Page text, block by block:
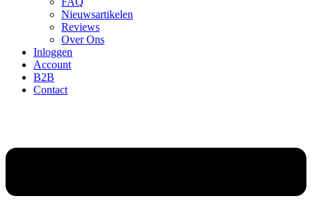
Nieuwsartikelen
Reviews
Over Ons
Inloggen
Account
B2B
Contact